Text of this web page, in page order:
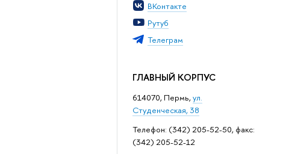
ВКонтакте
Рутуб
Телеграм
ГЛАВНЫЙ КОРПУС
614070, Пермь,ул.
Студенческая, 38
Телефон: (342) 205-52-50, факс:
(342) 205-52-12